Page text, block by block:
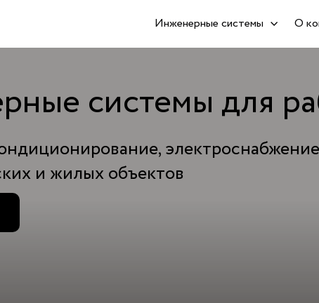
Инженерные системы О
системы для
и жилых объектов